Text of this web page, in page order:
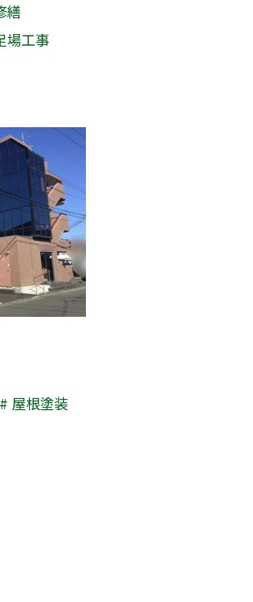
繕
場工事
屋根塗装